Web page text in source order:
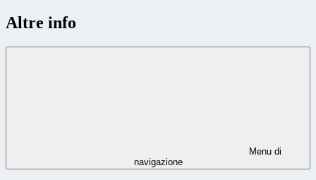
Altre info
Menu di
navigazione